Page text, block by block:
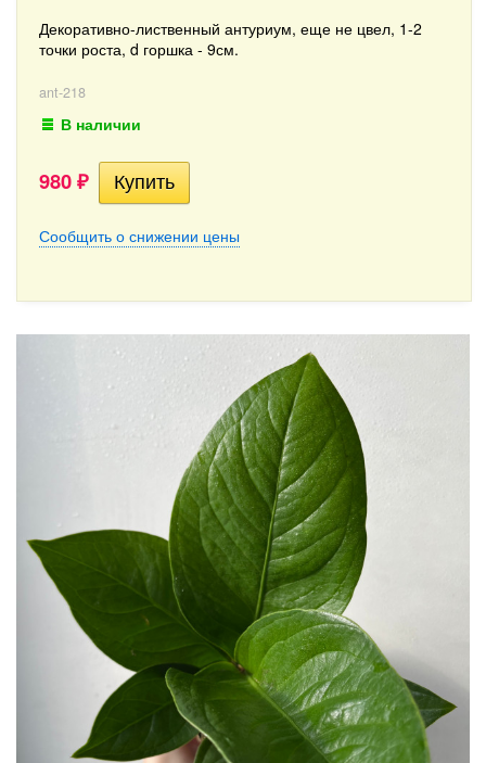
Декоративно-лиственный антуриум, еще не цвел, 1-2
точки роста, d горшка - 9см.
ant-218
В наличии
980 ₽
Сообщить о снижении цены